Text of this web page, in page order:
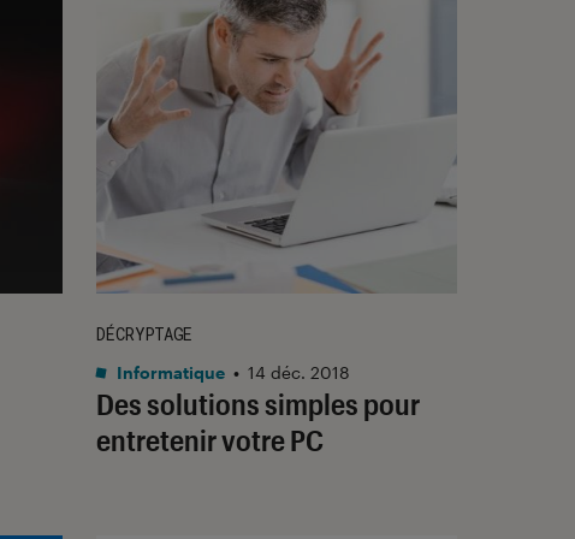
Des solutions simples pour
entretenir votre PC
DÉCRYPTAGE
Informatique • 14 déc. 2018